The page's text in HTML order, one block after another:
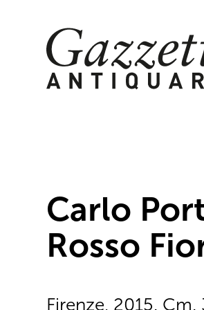
Skip
to
content
Carlo
Rosso
Firenze, 2015.